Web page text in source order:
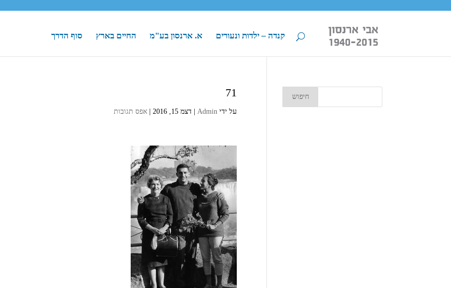
קנדה – ילדות ונעורים א. ארנסון בע"מ החיים בארץ סוף הדרך
71
על ידי Admin
| דצמ 15, 2016 | אפס תגובות